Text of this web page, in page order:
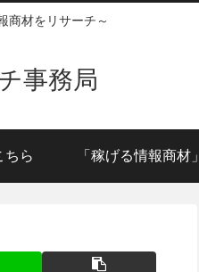
商材をリサーチ～
事務局
ちら 「稼げる情報商材」